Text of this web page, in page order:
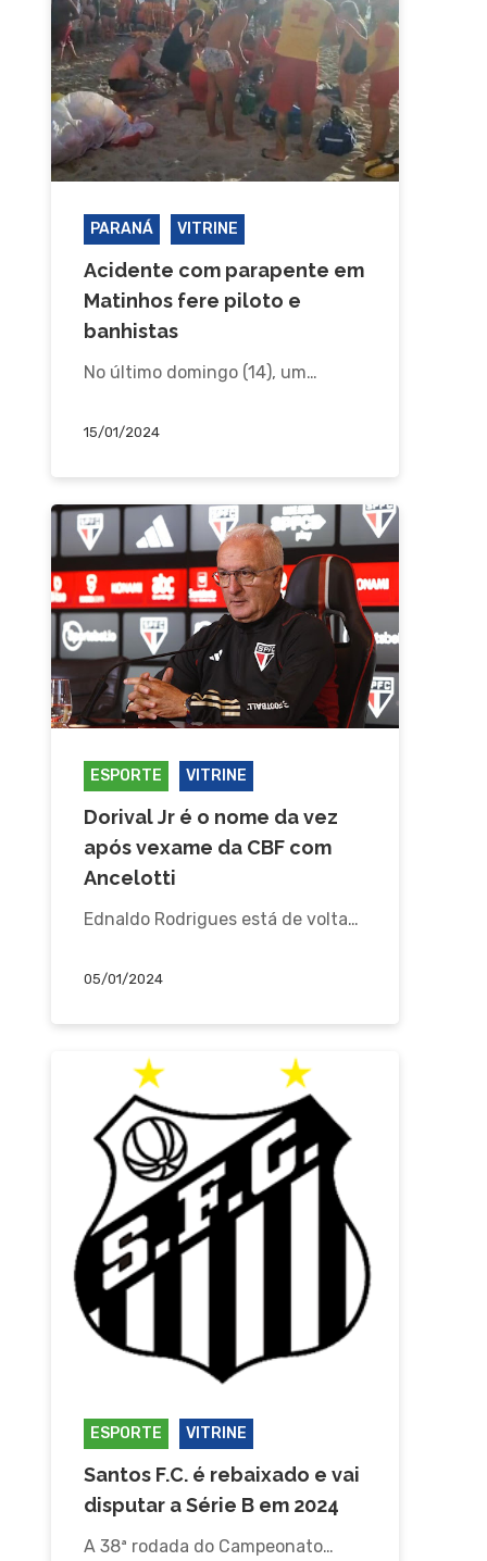
PARANÁ VITRINE
Acidente com parapente em
Matinhos fere piloto e
banhistas
No último domingo (14), um…
15/01/2024
ESPORTE VITRINE
Dorival Jr é o nome da vez
após vexame da CBF com
Ancelotti
Ednaldo Rodrigues está de volta…
05/01/2024
ESPORTE VITRINE
Santos F.C. é rebaixado e vai
disputar a Série B em 2024
A 38ª rodada do Campeonato…